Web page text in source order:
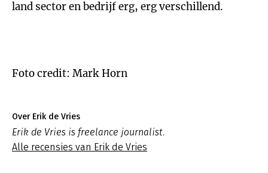
land sector en bedrijf erg, erg verschillend.
Foto credit: Mark Horn
Over Erik de Vries
Erik de Vries is freelance journalist.
Alle recensies van Erik de Vries